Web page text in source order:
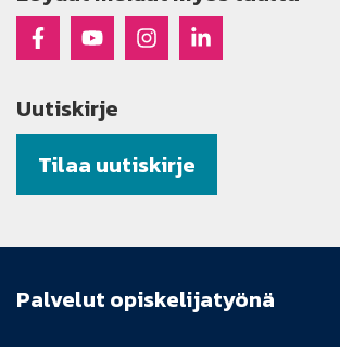
Raseko Facebookissa
Raseko Youtubessa
Raseko Instagramissa
Raseko
Uutiskirje
Tilaa uutiskirje
Palvelut opiskelijatyönä